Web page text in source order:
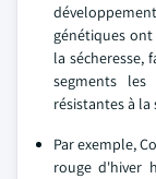
génétiques
la sécheresse,
segments
résistantes à la
Par exemple,
rouge d'hiver